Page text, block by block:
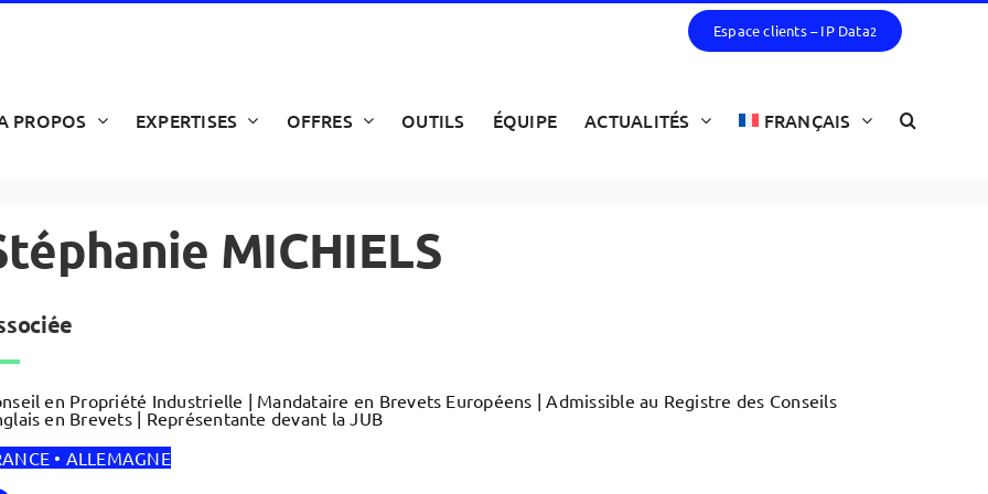
Espace clients – IP Data2
PROPOS EXPERTISES OFFRES OUTILS ÉQUIPE ACTUALITÉS FRANÇAIS
MICHIELS
en Propriété Industrielle | Mandataire en Brevets Européens | Admissible au Registre des Conseils
en Brevets | Représentante devant la JUB
• ALLEMAGNE